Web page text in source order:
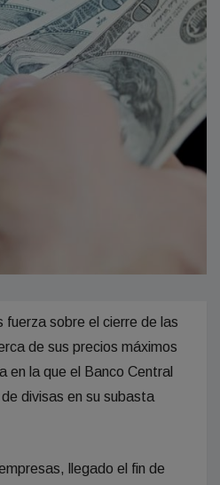
fuerza sobre el cierre de las
de sus precios máximos
en la que el Banco Central
divisas en su subasta
llegado el fin de